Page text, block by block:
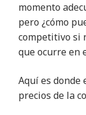
momento
pero ¿cómo
competitivo si
que ocurre en
Aquí es donde
precios de la